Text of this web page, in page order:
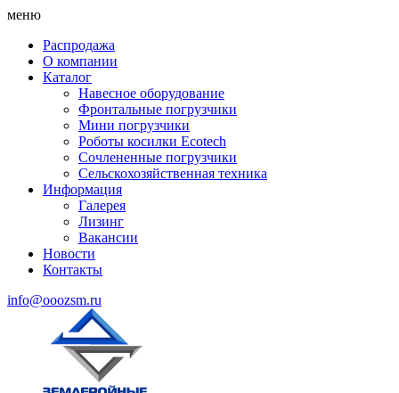
меню
Распродажа
О компании
Каталог
Навесное оборудование
Фронтальные погрузчики
Мини погрузчики
Роботы косилки Ecotech
Сочлененные погрузчики
Сельскохозяйственная техника
Информация
Галерея
Лизинг
Вакансии
Новости
Контакты
info@ooozsm.ru